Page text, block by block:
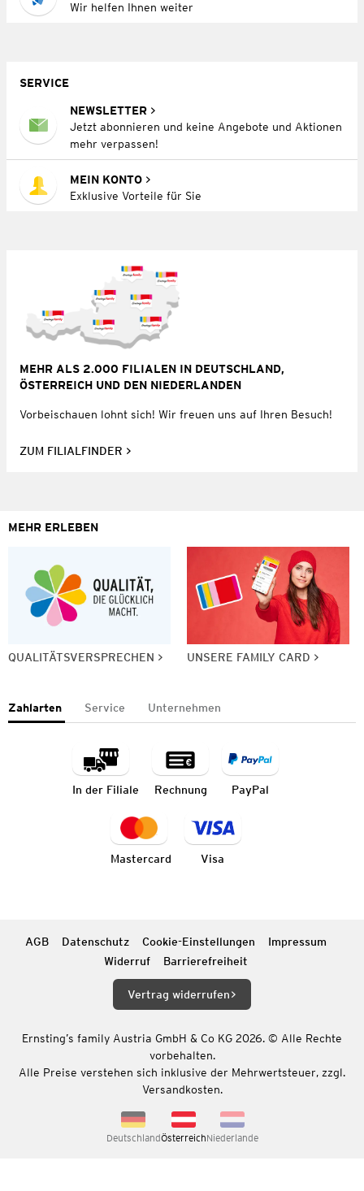
Wir helfen Ihnen weiter
SERVICE
NEWSLETTER
Jetzt abonnieren und keine Angebote und Aktionen
mehr verpassen!
MEIN KONTO
Exklusive Vorteile für Sie
MEHR ALS 2.000 FILIALEN IN DEUTSCHLAND,
ÖSTERREICH UND DEN NIEDERLANDEN
Vorbeischauen lohnt sich! Wir freuen uns auf Ihren Besuch!
ZUM FILIALFINDER
MEHR ERLEBEN
QUALITÄTSVERSPRECHEN UNSERE FAMILY CARD
Zahlarten Service Unternehmen
In der Filiale Rechnung PayPal
Mastercard Visa
AGB Datenschutz Cookie-Einstellungen
Impressum
Widerruf
Barrierefreiheit
Vertrag widerrufen
Ernsting’s family Austria GmbH & Co KG 2026. © Alle Rechte
vorbehalten.
Alle Preise verstehen sich inklusive der Mehrwertsteuer, zzgl.
Versandkosten.
DeutschlandÖsterreichNiederlande